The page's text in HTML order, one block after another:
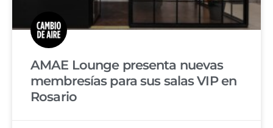
AMAE Lounge presenta nuevas
membresías para sus salas VIP en
Rosario